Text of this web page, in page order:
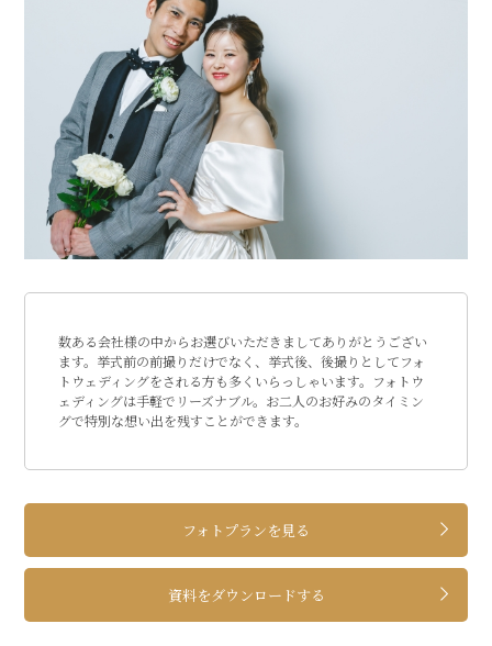
数ある会社様の中からお選びいただきましてありがとうござい
ます。挙式前の前撮りだけでなく、挙式後、後撮りとしてフォ
トウェディングをされる方も多くいらっしゃいます。フォトウ
ェディングは手軽でリーズナブル。お二人のお好みのタイミン
グで特別な想い出を残すことができます。
フォトプランを見る
資料をダウンロードする